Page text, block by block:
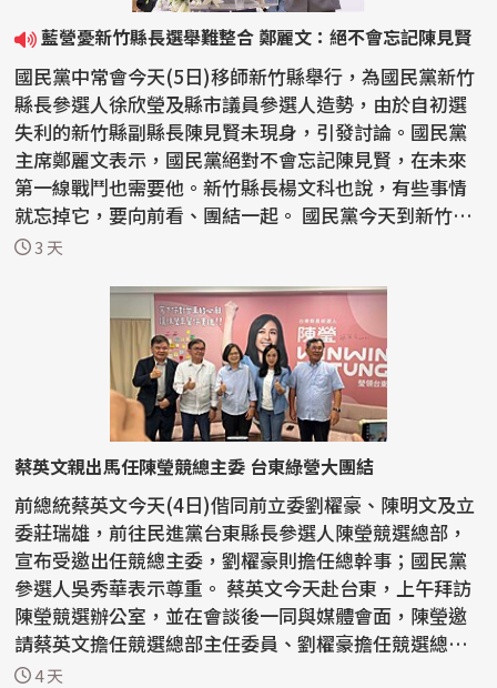
藍營憂新竹縣長選舉難整合 鄭麗文：絕不會忘記陳見賢
國民黨中常會今天(5日)移師新竹縣舉行，為國民黨新竹
縣長參選人徐欣瑩及縣市議員參選人造勢，由於自初選
失利的新竹縣副縣長陳見賢未現身，引發討論。國民黨
主席鄭麗文表示，國民黨絕對不會忘記陳見賢，在未來
第一線戰鬥也需要他。新竹縣長楊文科也說，有些事情
就忘掉它，要向前看、團結一起。 國民黨今天到新竹縣
舉行...
3 天
蔡英文親出馬任陳瑩競總主委 台東綠營大團結
前總統蔡英文今天(4日)偕同前立委劉櫂豪、陳明文及立
委莊瑞雄，前往民進黨台東縣長參選人陳瑩競選總部，
宣布受邀出任競總主委，劉櫂豪則擔任總幹事；國民黨
參選人吳秀華表示尊重。 蔡英文今天赴台東，上午拜訪
陳瑩競選辦公室，並在會談後一同與媒體會面，陳瑩邀
請蔡英文擔任競選總部主任委員、劉櫂豪擔任競選總部
總幹...
4 天